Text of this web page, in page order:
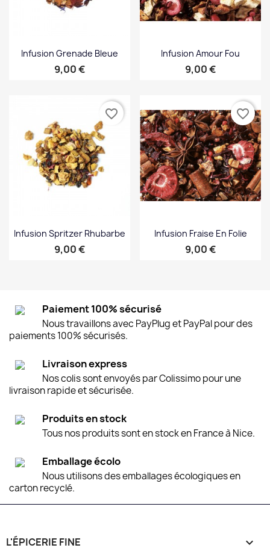
Infusion Grenade Bleue
Prix
9,00 €
Infusion Amour Fou
Prix
9,00 €
Infusion Spritzer Rhubarbe
Prix
9,00 €
favorite_border
Infusion Fraise En Folie
Prix
9,00 €
favorite_border
Paiement 100% sécurisé
Nous travaillons avec PayPlug et PayPal pour des
paiements 100% sécurisés.
Livraison express
Nos colis sont envoyés par Colissimo pour une
livraison rapide et sécurisée.
Produits en stock
Tous nos produits sont en stock en France à Nice.
Emballage écolo
Nous utilisons des emballages écologiques en
carton recyclé.
L'ÉPICERIE FINE 